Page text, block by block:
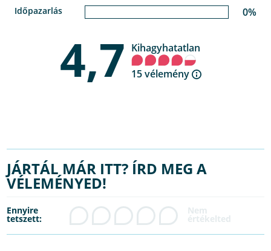
Időpazarlás 0%
4,7 Kihagyhatatlan
15 vélemény
JÁRTÁL MÁR ITT? ÍRD MEG A
VÉLEMÉNYED!
Ennyire
tetszett: